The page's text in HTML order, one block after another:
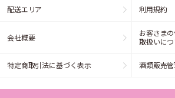
配送エリア 利用規約
会社概要
お客さま
取扱いにつ
特定商取引法に基づく表示 酒類販売